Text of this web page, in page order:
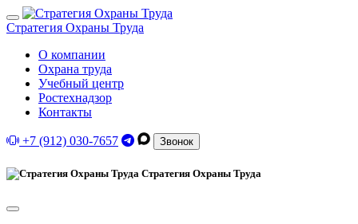
Стратегия Охраны Труда
О компании
Охрана труда
Учебный центр
Ростехнадзор
Контакты
+7 (912) 030-7657 Звонок
Стратегия Охраны Труда